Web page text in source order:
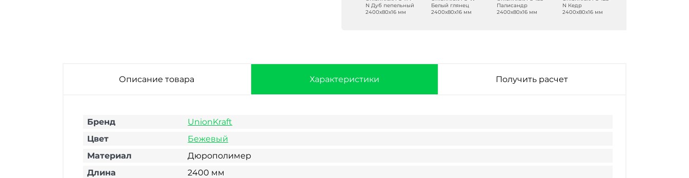
N Дуб пепельный
2400х80х16 мм
Белый глянец
2400х80х16 мм
Палисандр
2400х80х16 мм
N Кедр
2400х80х16 мм
Описание товара Характеристики Получить расчет
Бренд
UnionKraft
Цвет
Бежевый
Материал
Дюрополимер
Длина
2400 мм